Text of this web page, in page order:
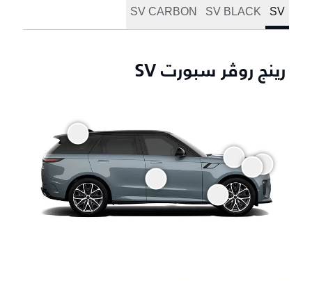
SV
SV BLACK
SV CARBON
رينج روڤر سبورت SV